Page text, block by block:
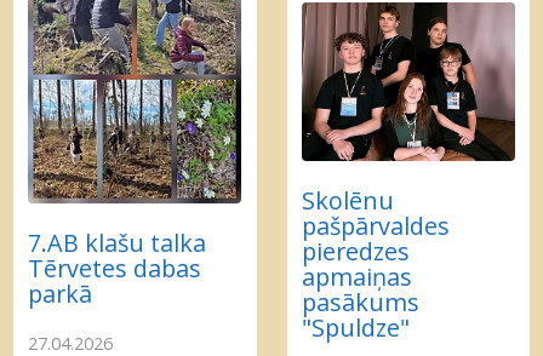
7.AB klašu talka
Tērvetes dabas
parkā
27.04.2026
Skolēnu
pašpārvaldes
pieredzes
apmaiņas
pasākums
"Spuldze"